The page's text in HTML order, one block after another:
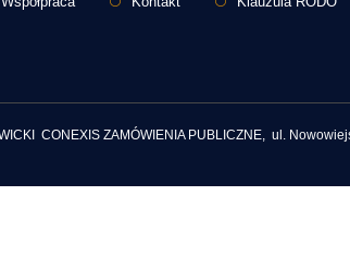
CONEXIS ZAMÓWIENIA PUBLICZNE, ul.